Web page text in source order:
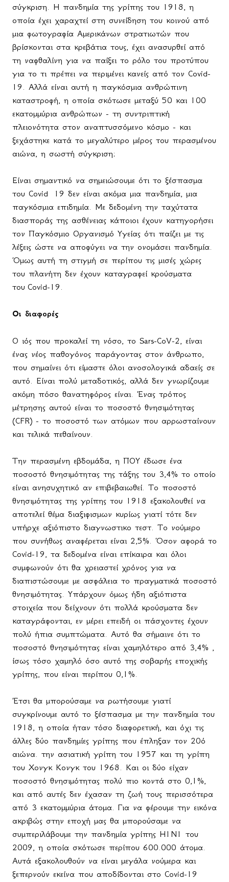
σύγκριση. Η πανδημία της γρίπης του 1918, η
οποία έχει χαραχτεί στη συνείδηση του κοινού από
μια φωτογραφία Αμερικάνων στρατιωτών που
βρίσκονται στα κρεβάτια τους, έχει ανασυρθεί από
τη ναφθαλίνη για να παίξει το ρόλο του προτύπου
για το τι πρέπει να περιμένει κανείς από τον Covid-
19. Αλλά είναι αυτή η παγκόσμια ανθρώπινη
καταστροφή, η οποία σκότωσε μεταξύ 50 και 100
εκατομμύρια ανθρώπων - τη συντριπτική
πλειονότητα στον αναπτυσσόμενο κόσμο - και
ξεχάστηκε κατά το μεγαλύτερο μέρος του περασμένου
αιώνα, η σωστή σύγκριση;
Είναι σημαντικό να σημειώσουμε ότι το ξέσπασμα
του Covid 19 δεν είναι ακόμα μια πανδημία, μια
παγκόσμια επιδημία. Με δεδομένη την ταχύτατα
διασποράς της ασθένειας κάποιοι έχουν κατηγορήσει
τον Παγκόσμιο Οργανισμό Υγείας ότι παίζει με τις
λέξεις ώστε να αποφύγει να την ονομάσει πανδημία.
Όμως αυτή τη στιγμή σε περίπου τις μισές χώρες
του πλανήτη δεν έχουν καταγραφεί κρούσματα
του Covid-19.
Οι διαφορές
Ο ιός που προκαλεί τη νόσο, το Sars-CoV-2, είναι
ένας νέος παθογόνος παράγοντας στον άνθρωπο,
που σημαίνει ότι είμαστε όλοι ανοσολογικά αδαείς σε
αυτό. Είναι πολύ μεταδοτικός, αλλά δεν γνωρίζουμε
ακόμη πόσο θανατηφόρος είναι. Ένας τρόπος
μέτρησης αυτού είναι το ποσοστό θνησιμότητας
(CFR) - το ποσοστό των ατόμων που αρρωσταίνουν
και τελικά πεθαίνουν.
Την περασμένη εβδομάδα, η ΠΟΥ έδωσε ένα
ποσοστό θνησιμότητας της τάξης του 3,4% το οποίο
είναι ανησυχητικό αν επιβεβαιωθεί. Το ποσοστό
θνησιμότητας της γρίπης του 1918 εξακολουθεί να
αποτελεί θέμα διαξιφισμων κυρίως γιατί τότε δεν
υπήρχε αξιόπιστο διαγνωστικο τεστ. Το νούμερο
που συνήθως αναφέρεται είναι 2,5%. Όσον αφορά το
Covid-19, τα δεδομένα είναι επίκαιρα και όλοι
συμφωνούν ότι θα χρειαστεί χρόνος για να
διαπιστώσουμε με ασφάλεια το πραγματικά ποσοστό
θνησιμότητας. Υπάρχουν όμως ήδη αξιόπιστα
στοιχεία που δείχνουν ότι πολλά κρούσματα δεν
καταγράφονται, εν μέρει επειδή οι πάσχοντες έχουν
πολύ ήπια συμπτώματα. Αυτό θα σήμαινε ότι το
ποσοστό θνησιμότητας είναι χαμηλότερο από 3,4% ,
ίσως τόσο χαμηλό όσο αυτό της σοβαρής εποχικής
γρίπης, που είναι περίπου 0,1%.
Έτσι θα μπορούσαμε να ρωτήσουμε γιατί
συγκρίνουμε αυτό το ξέσπασμα με την πανδημία του
1918, η οποία ήταν τόσο διαφορετική, και όχι τις
άλλες δύο πανδημίες γρίπης που έπληξαν τον 20ό
αιώνα. την ασιατική γρίπη του 1957 και τη γρίπη
του Χονγκ Κονγκ του 1968. Και οι δύο είχαν
ποσοστό θνησιμότητας πολύ πιο κοντά στο 0,1%,
και από αυτές δεν έχασαν τη ζωή τους περισσότερα
από 3 εκατομμύρια άτομα. Για να φέρουμε την εικόνα
ακριβώς στην εποχή μας θα μπορούσαμε να
συμπεριλάβουμε την πανδημία γρίπης H1N1 του
2009, η οποία σκότωσε περίπου 600.000 άτομα.
Αυτά εξακολουθούν να είναι μεγάλα νούμερα και
ξεπερνούν εκείνα που αποδίδονται στο Covid-19